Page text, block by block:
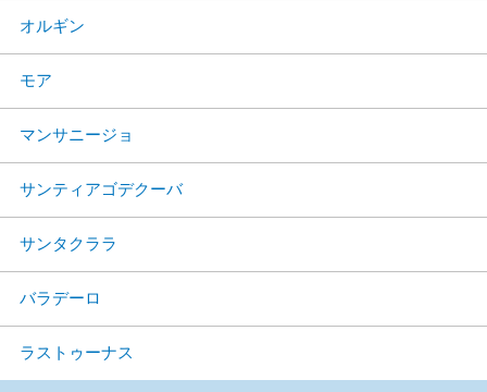
オルギン
モア
マンサニージョ
サンティアゴデクーバ
サンタクララ
バラデーロ
ラストゥーナス